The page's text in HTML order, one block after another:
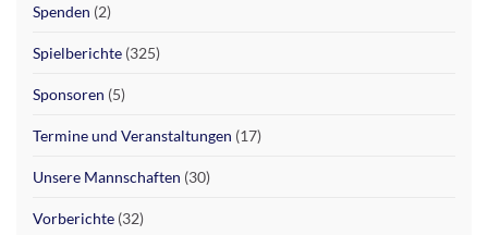
Spenden (2)
Spielberichte (325)
Sponsoren (5)
Termine und Veranstaltungen (17)
Unsere Mannschaften (30)
Vorberichte (32)